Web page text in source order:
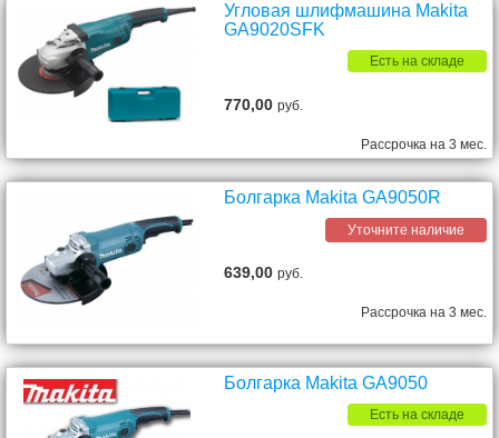
Угловая шлифмашина Makita
GA9020SFK
Есть на складе
770,00руб.
Рассрочка на 3 мес.
Болгарка Makita GA9050R
Уточните наличие
639,00руб.
Рассрочка на 3 мес.
Болгарка Makita GA9050
Есть на складе